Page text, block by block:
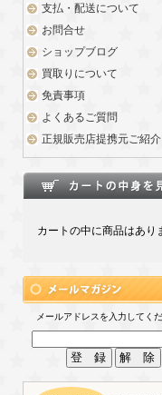
支払・配送について
お問合せ
ショップブログ
買取りについて
免責事項
よくあるご質問
正規販売店提携元ご紹介
カートの中に商品はあり
メールアドレスを入力してくだ